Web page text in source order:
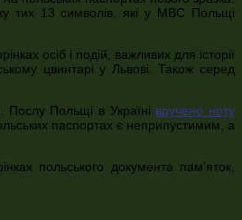
тих 13 символів, які у МВС Польщі
осіб і подій, важливих для історії
цвинтарі у Львові. Також серед
Послу Польщі в Україні вручено ноту
паспортах є неприпустимим, а
польського документа пам’яток,